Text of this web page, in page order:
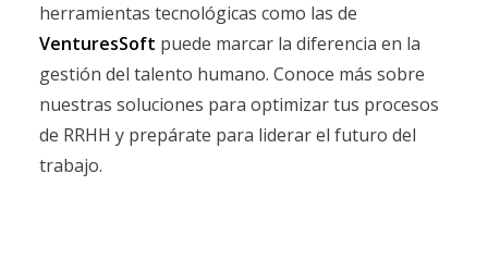
herramientas tecnológicas como las de
VenturesSoft puede marcar la diferencia en la
gestión del talento humano. Conoce más sobre
nuestras soluciones para optimizar tus procesos
de RRHH y prepárate para liderar el futuro del
trabajo.